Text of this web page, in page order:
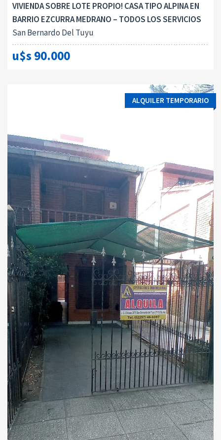
VIVIENDA SOBRE LOTE PROPIO! CASA TIPO ALPINA EN
BARRIO EZCURRA MEDRANO – TODOS LOS SERVICIOS
San Bernardo Del Tuyu
u$s 90.000
ALQUILER TEMPORARIO